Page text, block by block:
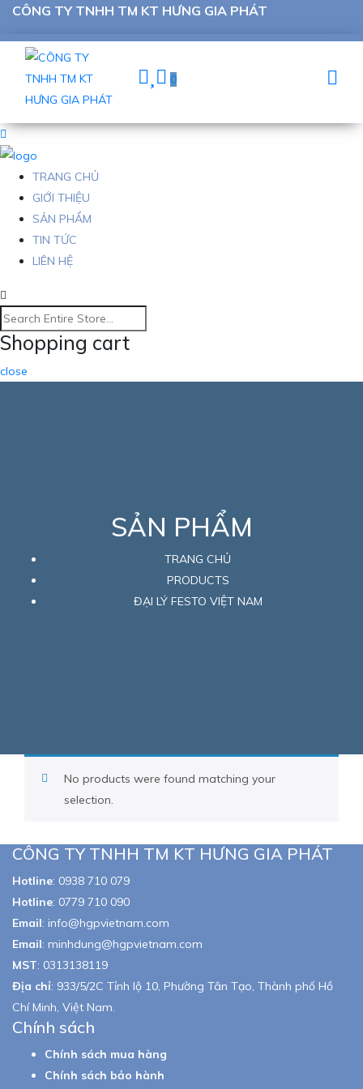
CÔNG TY TNHH TM KT HƯNG GIA PHÁT
0
TRANG CHỦ
GIỚI THIỆU
SẢN PHẨM
TIN TỨC
LIÊN HỆ
Shopping cart
close
SẢN PHẨM
TRANG CHỦ
PRODUCTS
ĐẠI LÝ FESTO VIỆT NAM
No products were found matching your
selection.
CÔNG TY TNHH TM KT HƯNG GIA PHÁT
Hotline: 0938 710 079
Hotline: 0779 710 090
Email: info@hgpvietnam.com
Email: minhdung@hgpvietnam.com
MST: 0313138119
Địa chỉ: 933/5/2C Tỉnh lộ 10, Phường Tân Tạo, Thành phố Hồ
Chí Minh, Việt Nam.
Chính sách
Chính sách mua hàng
Chính sách bảo hành